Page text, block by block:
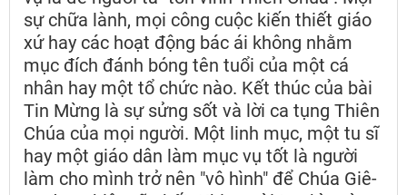
sự chữa lành, mọi công cuộc kiến thiết giáo
xứ hay các hoạt động bác ái không nhằm
mục đích đánh bóng tên tuổi của một cá
nhân hay một tổ chức nào. Kết thúc của bài
Tin Mừng là sự sửng sốt và lời ca tụng Thiên
Chúa của mọi người. Một linh mục, một tu sĩ
hay một giáo dân làm mục vụ tốt là người
làm cho mình trở nên "vô hình" để Chúa Giê-